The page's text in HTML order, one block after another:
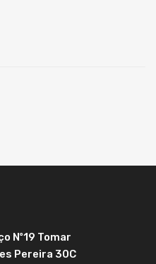
Nº19 Tomar
Pereira 30C